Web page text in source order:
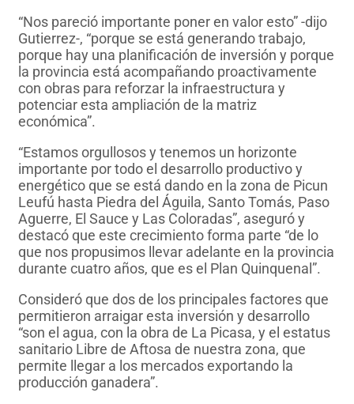
“Nos pareció importante poner en valor esto” -dijo
Gutierrez-, “porque se está generando trabajo,
porque hay una planificación de inversión y porque
la provincia está acompañando proactivamente
con obras para reforzar la infraestructura y
potenciar esta ampliación de la matriz
económica”.
“Estamos orgullosos y tenemos un horizonte
importante por todo el desarrollo productivo y
energético que se está dando en la zona de Picun
Leufú hasta Piedra del Águila, Santo Tomás, Paso
Aguerre, El Sauce y Las Coloradas”, aseguró y
destacó que este crecimiento forma parte “de lo
que nos propusimos llevar adelante en la provincia
durante cuatro años, que es el Plan Quinquenal”.
Consideró que dos de los principales factores que
permitieron arraigar esta inversión y desarrollo
“son el agua, con la obra de La Picasa, y el estatus
sanitario Libre de Aftosa de nuestra zona, que
permite llegar a los mercados exportando la
producción ganadera”.